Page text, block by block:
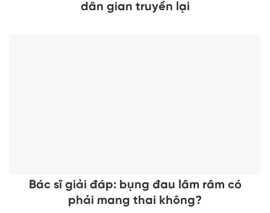
dân gian truyền lại
Bác sĩ giải đáp: bụng đau lâm râm có
phải mang thai không?